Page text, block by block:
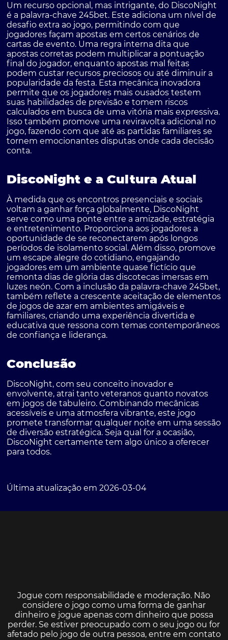
Um recurso opcional, mas intrigante, do DiscoNight
é a palavra-chave 245bet. Este adiciona um nível de
desafio extra ao jogo, permitindo com que
jogadores façam apostas em certos cenários de
cartas de evento. Uma regra interna dita que
apostas corretas podem multiplicar a pontuação
final do jogador, enquanto apostas mal feitas
podem custar recursos preciosos ou até diminuir a
popularidade da festa. Esta mecânica inovadora
permite que os jogadores mais ousados testem
suas habilidades de previsão e tomem riscos
calculados em busca de uma vitória mais expressiva.
Isso também promove uma reviravolta adicional no
jogo, fazendo com que até as partidas familiares se
tornem emocionantes disputas onde cada decisão
conta.
DiscoNight e a Cultura Atual
À medida que os encontros presenciais e sociais
voltam a ganhar força globalmente, DiscoNight
serve como uma ponte entre a amizade, estratégia
e entretenimento. Proporciona aos jogadores a
oportunidade de se reconectarem após longos
períodos de isolamento social. Além disso, promove
um escape alegre do cotidiano, engajando
jogadores em um ambiente quase fictício que
remonta dias de glória das discotecas imersas em
luzes neón. Com a inclusão da palavra-chave 245bet,
também reflete a crescente aceitação de elementos
de jogos de azar em ambientes amigáveis e
familiares, criando uma experiência divertida e
educativa que ressona com temas contemporâneos
de confiança e liderança.
Conclusão
DiscoNight, com seu conceito inovador e
envolvente, atrai tanto veteranos quanto novatos
em jogos de tabuleiro. Combinando mecânicas
acessíveis e uma atmosfera vibrante, este jogo
promete transformar qualquer noite em uma sessão
de diversão estratégica. Seja qual for a ocasião,
DiscoNight certamente tem algo único a oferecer
para todos.
Última atualização em 2026-03-04
Jogue com responsabilidade e moderação. Não
considere o jogo como uma forma de ganhar
dinheiro e jogue apenas com dinheiro que possa
perder. Se estiver preocupado com o seu jogo ou for
afetado pelo jogo de outra pessoa, entre em contato